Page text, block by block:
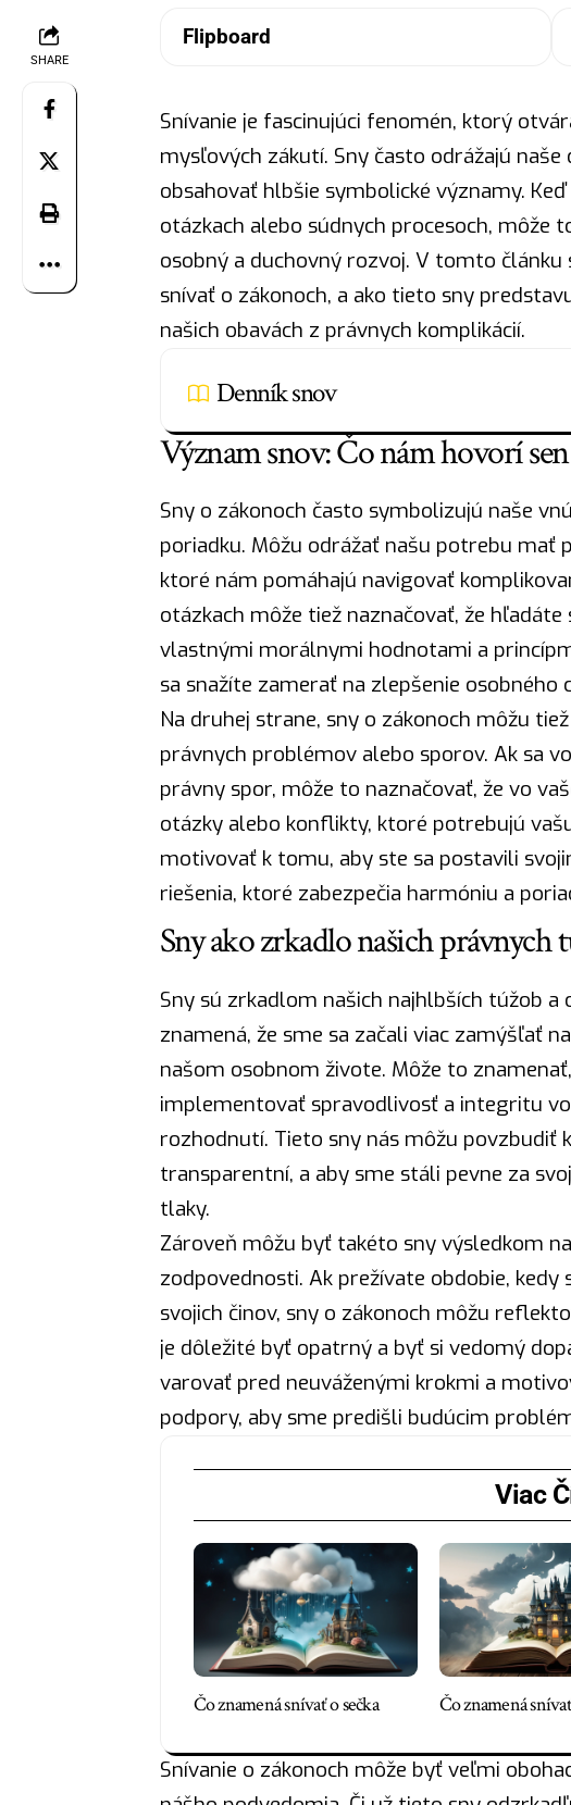
SHARE
Flipboard
Snívanie je fascinujúci fenomén, ktorý
mysľových zákutí. Sny často odrážajú
obsahovať hlbšie symbolické významy.
otázkach alebo súdnych procesoch, môže
osobný a duchovnýrozvoj. V tomto článku
snívať o zákonoch, a ako tieto sny
našich obavách z právnych komplikácií.
Denník snov
Význam snov: Čo nám hovorí
Sny o zákonoch často symbolizujú naše
poriadku. Môžu odrážať našu potrebu mať
ktoré nám pomáhajú navigovať
otázkach môže tiež naznačovať, že
vlastnými morálnymi hodnotami a
sa snažíte zamerať na zlepšenie osobného
Na druhej strane, sny o zákonoch môžu
právnych problémov alebo sporov. Ak sa
právny spor, môže to naznačovať, že vo
otázky alebo konflikty, ktoré potrebujú
motivovať k tomu, aby ste sa postavili
riešenia, ktoré zabezpečia harmóniu a
Sny ako zrkadlo našich právnych
Sny sú zrkadlom našich najhlbších túžob a
znamená, že sme sa začali viac zamýšľať
našom osobnom živote. Môže to
implementovať spravodlivosť a integritu
rozhodnutí. Tieto sny nás môžu povzbudiť
transparentní, a aby sme stáli pevne za
tlaky.
Zároveň môžu byť takéto sny výsledkom
zodpovednosti. Ak prežívate obdobie,
svojich činov, sny o zákonoch môžu
je dôležité byť opatrný a byť si vedomý
varovať pred neuváženými krokmi a
podpory, aby sme predišli budúcim
Viac
Čo znamená snívať o sečka Čo znamená
Snívanie o zákonoch môže byť veľmi